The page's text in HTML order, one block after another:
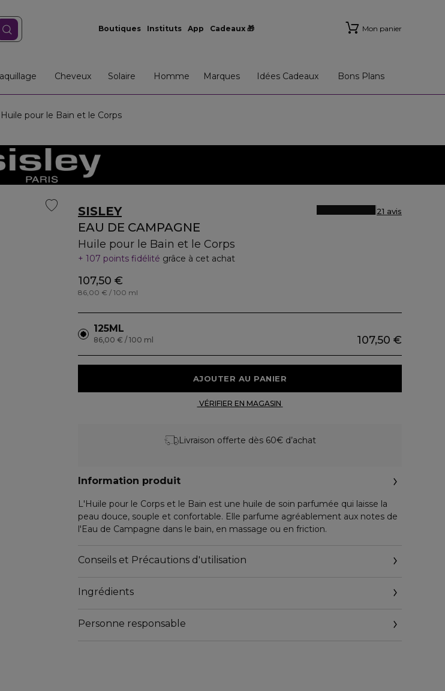
Boutiques Instituts App Cadeaux 🎁 Mon panier
Cheveux Solaire Homme Marques Idées Cadeaux Bons Plans
pour le Bain et le Corps
SISLEY
EAU DE CAMPAGNE
Huile pour le Bain et le Corps
21 avis
107 points fidélité grâce à cet achat
107,50 €
86,00 € / 100 ml
125ML
107,50 €
86,00 € / 100 ml
Livraison offerte dès 60€ d’achat
Information produit
L'Huile pour le Corps et le Bain est une huile de soin parfumée qui laisse la
peau douce, souple et confortable. Elle parfume agréablement aux notes de
l'Eau de Campagne dans le bain, en massage ou en friction.
Conseils et Précautions d'utilisation
Ingrédients
Personne responsable